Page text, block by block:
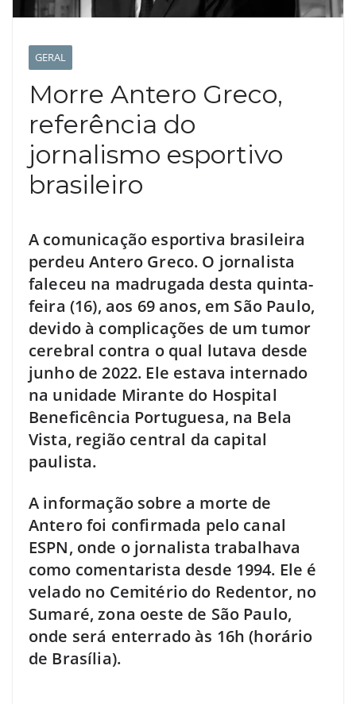
GERAL
Morre Antero Greco,
referência do
jornalismo esportivo
brasileiro
A comunicação esportiva brasileira
perdeu Antero Greco. O jornalista
faleceu na madrugada desta quinta-
feira (16), aos 69 anos, em São Paulo,
devido à complicações de um tumor
cerebral contra o qual lutava desde
junho de 2022. Ele estava internado
na unidade Mirante do Hospital
Beneficência Portuguesa, na Bela
Vista, região central da capital
paulista.
A informação sobre a morte de
Antero foi confirmada pelo canal
ESPN, onde o jornalista trabalhava
como comentarista desde 1994. Ele é
velado no Cemitério do Redentor, no
Sumaré, zona oeste de São Paulo,
onde será enterrado às 16h (horário
de Brasília).